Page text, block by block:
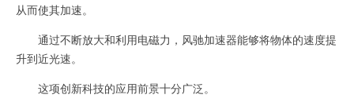
从而使其加速。
通过不断放大和利用电磁力，风驰加速器能够将物体的速度提
升到近光速。
这项创新科技的应用前景十分广泛。